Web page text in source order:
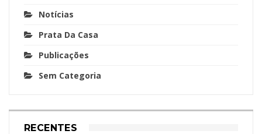
Notícias
Prata Da Casa
Publicações
Sem Categoria
RECENTES